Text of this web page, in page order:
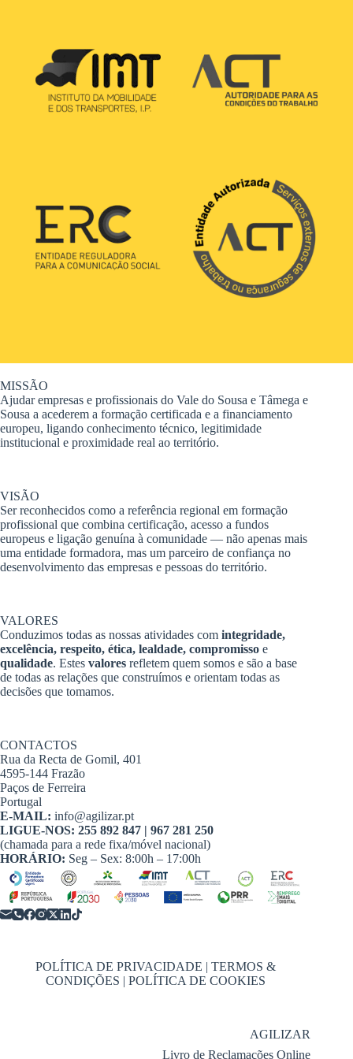
MISSÃO
Ajudar empresas e profissionais do Vale do Sousa e Tâmega e
Sousa a acederem a formação certificada e a financiamento
europeu, ligando conhecimento técnico, legitimidade
institucional e proximidade real ao território.
VISÃO
Ser reconhecidos como a referência regional em formação
profissional que combina certificação, acesso a fundos
europeus e ligação genuína à comunidade — não apenas mais
uma entidade formadora, mas um parceiro de confiança no
desenvolvimento das empresas e pessoas do território.
VALORES
Conduzimos todas as nossas atividades com integridade,
excelência, respeito, ética, lealdade, compromisso e
qualidade. Estes valores refletem quem somos e são a base
de todas as relações que construímos e orientam todas as
decisões que tomamos.
CONTACTOS
Rua da Recta de Gomil, 401
4595-144 Frazão
Paços de Ferreira
Portugal
E-MAIL: info@agilizar.pt
LIGUE-NOS: 255 892 847 | 967 281 250
(chamada para a rede fixa/móvel nacional)
HORÁRIO: Seg – Sex: 8:00h – 17:00h
POLÍTICA DE PRIVACIDADE | TERMOS &
CONDIÇÕES | POLÍTICA DE COOKIES
AGILIZAR
Livro de Reclamações Online